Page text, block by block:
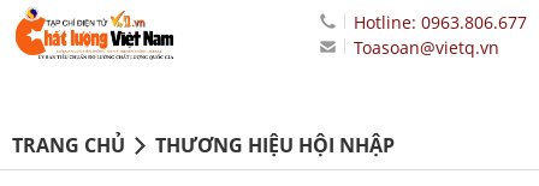
Hotline: 0963.806.677
Toasoan@vietq.vn
TRANG CHỦ THƯƠNG HIỆU HỘI NHẬP